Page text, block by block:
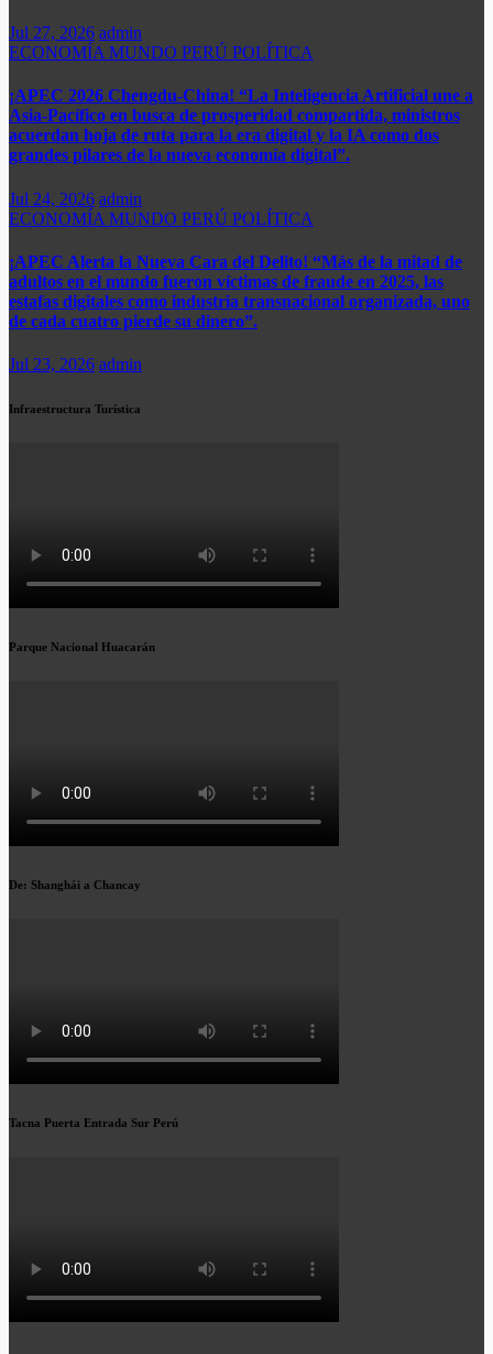
Jul 27, 2026 admin
ECONOMÍA MUNDO PERÚ POLÍTICA
¡APEC 2026 Chengdu-China! “La Inteligencia Artificial une a
Asia-Pacífico en busca de prosperidad compartida, ministros
acuerdan hoja de ruta para la era digital y la IA como dos
grandes pilares de la nueva economía digital”.
Jul 24, 2026 admin
ECONOMÍA MUNDO PERÚ POLÍTICA
¡APEC Alerta la Nueva Cara del Delito! “Más de la mitad de
adultos en el mundo fueron víctimas de fraude en 2025, las
estafas digitales como industria transnacional organizada, uno
de cada cuatro pierde su dinero”.​
Jul 23, 2026 admin
Infraestructura Turística
Parque Nacional Huacarán
De: Shanghái a Chancay
Tacna Puerta Entrada Sur Perú